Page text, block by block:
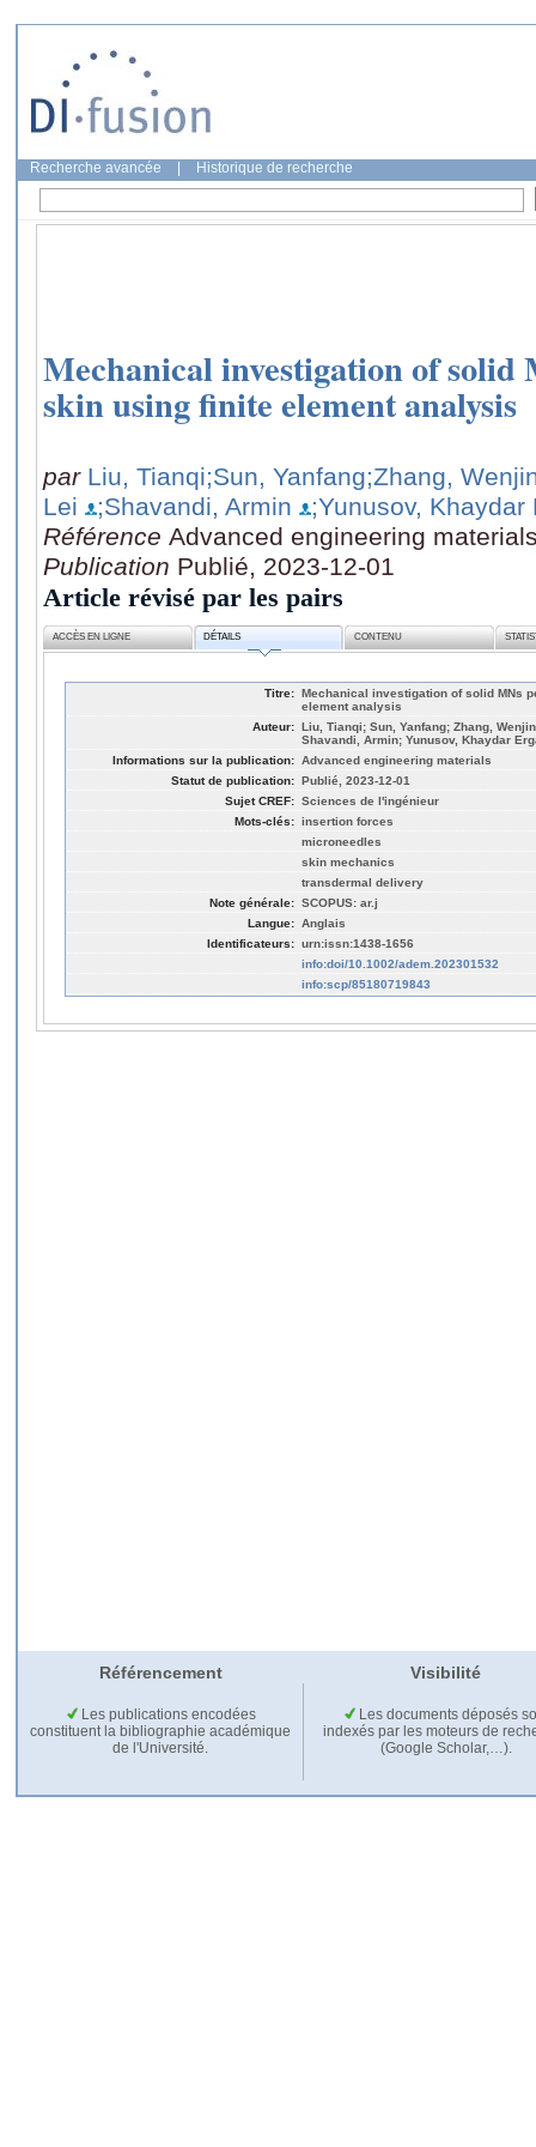
Recherche avancée Historique de recherche
Mechanical investigation of
skin using finite element analysis
par Liu, Tianqi;Sun, Yanfang;Zhang,
Lei
;Shavandi, Armin
;Yunusov, Khaydar
Référence Advanced engineering
Publication Publié, 2023-12-01
Article révisé par les pairs
ACCÈS EN LIGNE DÉTAILS CONTENU
Titre: Mechanical investigation of solid MNs
element analysis
Auteur: Liu, Tianqi; Sun, Yanfang; Zhang,
Shavandi, Armin; Yunusov, Khaydar
Informations sur la publication: Advanced engineering materials
Statut de publication: Publié, 2023-12-01
Sujet CREF: Sciences de l'ingénieur
Mots-clés: insertion forces
microneedles
skin mechanics
transdermal delivery
Note générale: SCOPUS: ar.j
Langue: Anglais
Identificateurs: urn:issn:1438-1656
info:doi/10.1002/adem.202301532
info:scp/85180719843
Référencement Visibilité
Les publications encodées
constituent la bibliographie académique
de l'Université.
Les documents déposés
indexés par les moteurs de
(Google Scholar,…).